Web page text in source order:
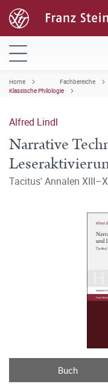
Home Fachbereiche
Klassische Philologie
Alfred Lindl
Narrative
Tacitus' Annalen
Buch